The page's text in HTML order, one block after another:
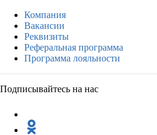
Компания
Вакансии
Реквизиты
Реферальная программа
Программа лояльности
Подписывайтесь на нас